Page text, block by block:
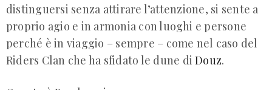
distinguersi senza attirare l’attenzione, si sente a
proprio agio e in armonia con luoghi e persone
perché è in viaggio – sempre – come nel caso del
Riders Clan che ha sfidato le dune diDouz.